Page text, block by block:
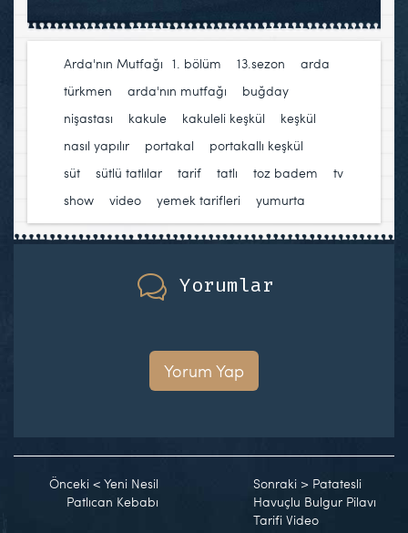
Arda'nın Mutfağı 1. bölüm 13.sezon
arda
türkmen
arda'nın mutfağı
buğday
nişastası
kakule kakuleli keşkül keşkül
nasıl yapılır
portakal portakallı keşkül
süt
sütlü tatlılar tarif tatlı toz badem
tv
show
video yemek tarifleri yumurta
Yorumlar
Yorum Yap
Önceki < Yeni Nesil
Patlıcan Kebabı
Sonraki > Patatesli
Havuçlu Bulgur Pilavı
Tarifi Video